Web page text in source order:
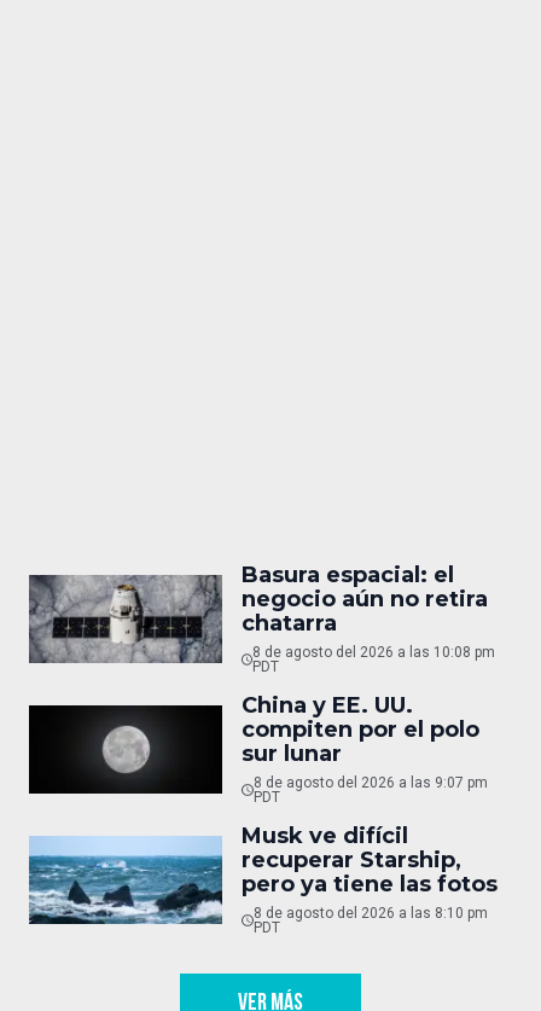
Basura espacial: el
negocio aún no retira
chatarra
8 de agosto del 2026 a las 10:08 pm
PDT
China y EE. UU.
compiten por el polo
sur lunar
8 de agosto del 2026 a las 9:07 pm
PDT
Musk ve difícil
recuperar Starship,
pero ya tiene las fotos
8 de agosto del 2026 a las 8:10 pm
PDT
VER MÁS